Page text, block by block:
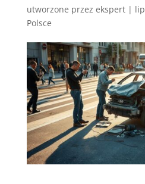
utworzone przez ekspert|
Polsce